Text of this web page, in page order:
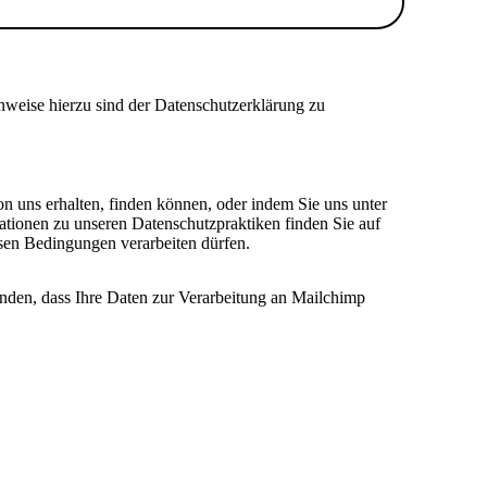
hierzu sind der Datenschutzerklärung zu
uns erhalten, finden können, oder indem Sie uns unter
zu unseren Datenschutzpraktiken finden Sie auf
Bedingungen verarbeiten dürfen.
dass Ihre Daten zur Verarbeitung an Mailchimp